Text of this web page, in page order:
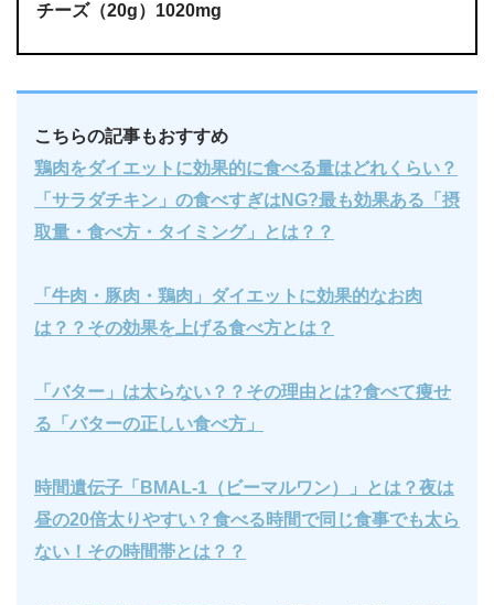
チーズ（20g）1020mg
こちらの記事もおすすめ
鶏肉をダイエットに効果的に食べる量はどれくらい？
「サラダチキン」の食べすぎはNG?最も効果ある「摂
取量・食べ方・タイミング」とは？？
「牛肉・豚肉・鶏肉」ダイエットに効果的なお肉
は？？その効果を上げる食べ方とは？
「バター」は太らない？？その理由とは?食べて痩せ
る「バターの正しい食べ方」
時間遺伝子「BMAL-1（ビーマルワン）」とは？夜は
昼の20倍太りやすい？食べる時間で同じ食事でも太ら
ない！その時間帯とは？？